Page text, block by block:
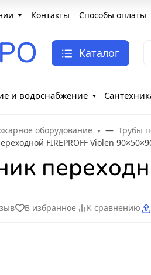
Контакты Способы оплаты
Каталог
и водоснабжение
оборудование Трубы
FIREPROFF Violen
В избранное К сравнению